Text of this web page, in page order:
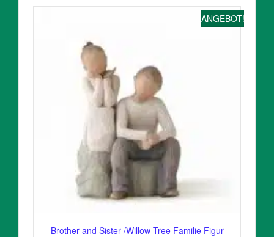
ANGEBOT!
Brother and Sister /Willow Tree Familie Figur